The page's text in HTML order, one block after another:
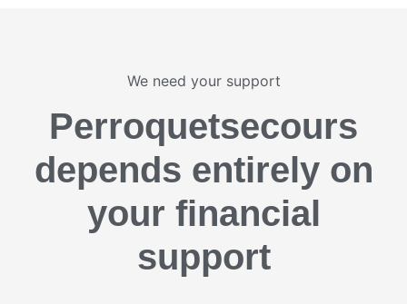
We need your support
Perroquetsecours
depends entirely on
your financial
support